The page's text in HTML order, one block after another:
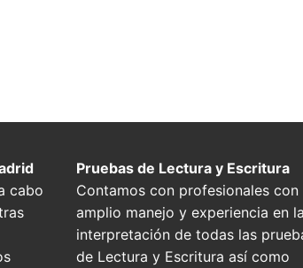
cabo
Pruebas de Lectura y Escritura
Contamos con profesionales con
amplio manejo y experiencia en la
interpretación de todas las
de Lectura y Escritura así como